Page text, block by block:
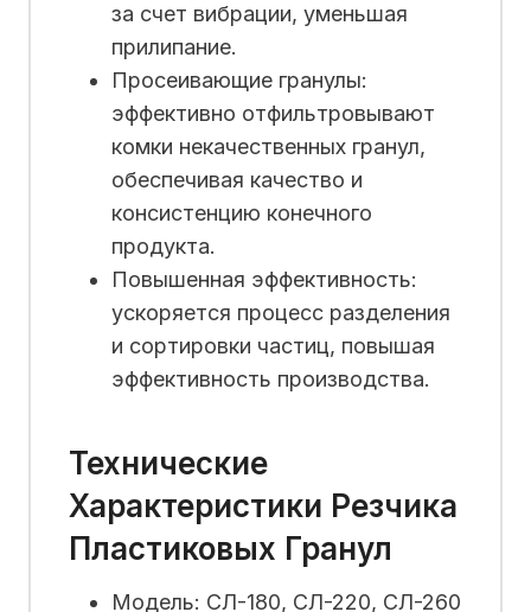
за счет вибрации, уменьшая
прилипание.
Просеивающие гранулы:
эффективно отфильтровывают
комки некачественных гранул,
обеспечивая качество и
консистенцию конечного
продукта.
Повышенная эффективность:
ускоряется процесс разделения
и сортировки частиц, повышая
эффективность производства.
Технические
Характеристики Резчика
Пластиковых Гранул
Модель: СЛ-180, СЛ-220, СЛ-260